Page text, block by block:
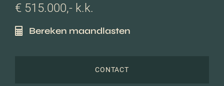
€ 515.000,- k.k.
Bereken maandlasten
CONTACT